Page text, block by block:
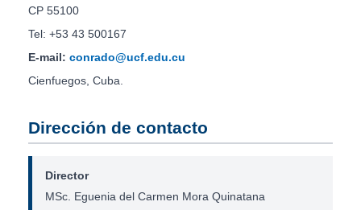
CP 55100
Tel: +53 43 500167
E-mail: conrado@ucf.edu.cu
Cienfuegos, Cuba.
Dirección de contacto
Director
MSc. Eguenia del Carmen Mora Quinatana